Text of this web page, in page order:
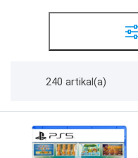
240 artikal(a)